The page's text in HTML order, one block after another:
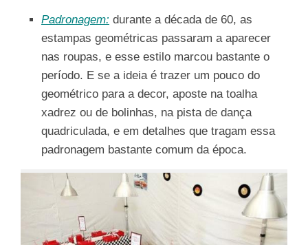
Padronagem: durante a década de 60, as
estampas geométricas passaram a aparecer
nas roupas, e esse estilo marcou bastante o
período. E se a ideia é trazer um pouco do
geométrico para a decor, aposte na toalha
xadrez ou de bolinhas, na pista de dança
quadriculada, e em detalhes que tragam essa
padronagem bastante comum da época.